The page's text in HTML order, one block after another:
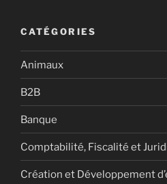
CATÉGORIES
Animaux
B2B
Banque
Comptabilité, Fiscalité et
Création et Développement